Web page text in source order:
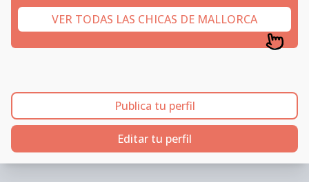
VER TODAS LAS CHICAS DE MALLORCA
Publica tu perfil
Editar tu perfil